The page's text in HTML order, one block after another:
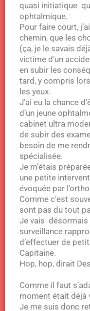
quasi initiatique
ophtalmique.
Pour faire court,
chemin, que les
(ça, je le savais
victime d’un
en subir les
tard, y compris
les yeux.
J’ai eu la chance
d’un jeune
cabinet ultra
de subir des
besoin de me
spécialisée.
Je m’étais
une petite
évoquée par
Comme c’est
sont pas du tout
Je vais désormais
surveillance
d’effectuer de
Capitaine.
Hop, hop, dirait
Comme il faut
moment était déjà
Je me suis donc